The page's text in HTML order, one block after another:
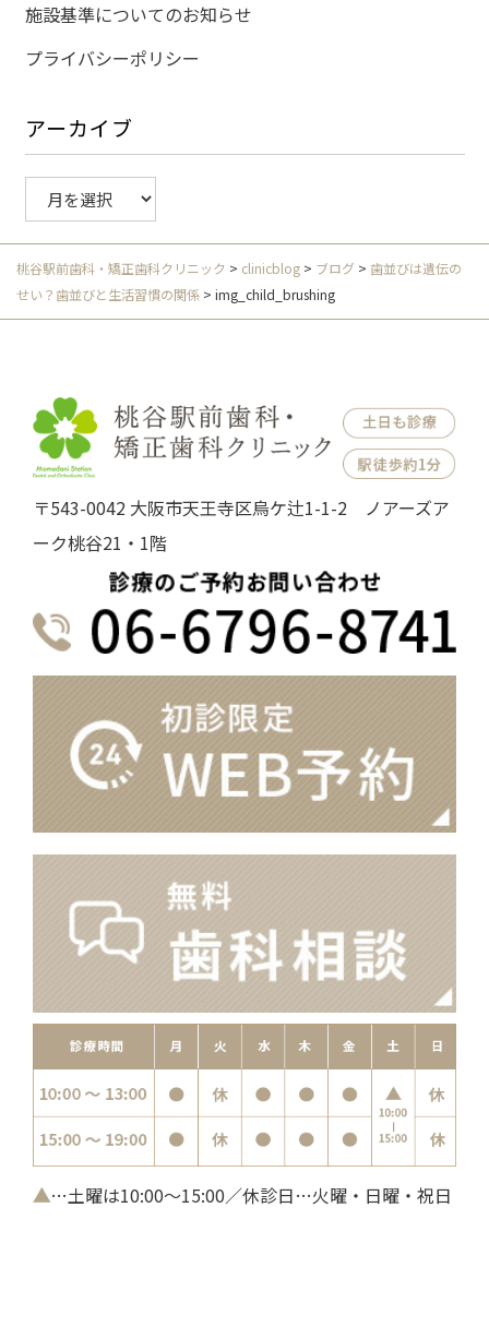
施設基準についてのお知らせ
プライバシーポリシー
アーカイブ
ー
カ
イ
ブ
桃谷駅前歯科・矯正歯科クリニック > clinicblog > ブログ > 歯並びは遺伝の
せい？歯並びと生活習慣の関係 > img_child_brushing
〒543-0042 大阪市天王寺区烏ケ辻1-1-2 ノアーズア
ーク桃谷21・1階
▲…土曜は10:00～15:00／休診日…火曜・日曜・祝日